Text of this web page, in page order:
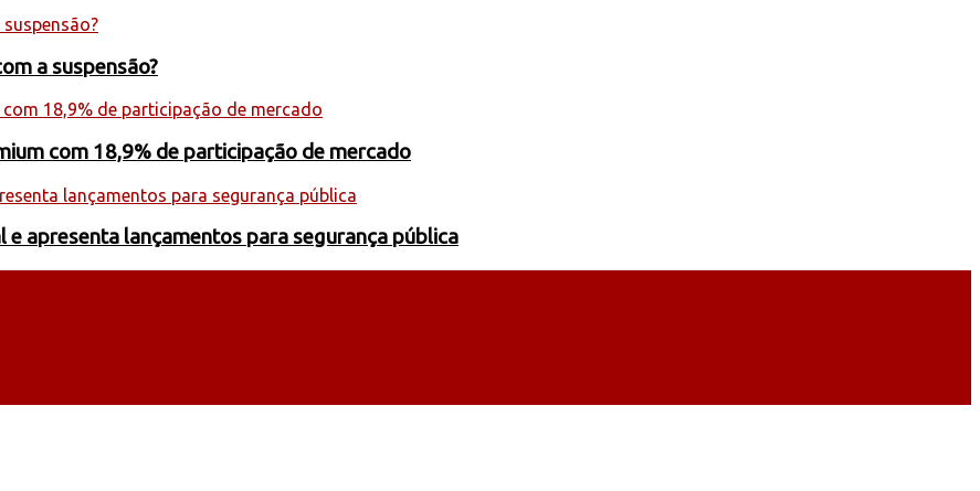
a suspensão?
com 18,9% de participação de mercado
apresenta lançamentos para segurança pública